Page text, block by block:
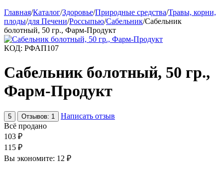
Главная/Каталог/Здоровье/Природные средства/Травы, корни,
плоды/для Печени/Россыпью/Сабельник/Сабельник
болотный, 50 гр., Фарм-Продукт
КОД: РФАП107
Сабельник болотный, 50 гр.,
Фарм-Продукт
5 Отзывов: 1
Написать отзыв
Всё продано
103 ₽
115 ₽
Вы экономите: 12 ₽